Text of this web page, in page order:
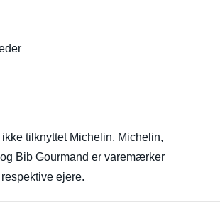
tilknyttet Michelin. Michelin,
Bib Gourmand er varemærker
ejere.